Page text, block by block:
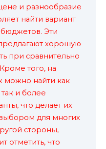
и разнообразие
найти вариант
Эти
хорошую
при сравнительно
того, на
можно найти как
и более
что делает их
для многих
стороны,
отметить, что